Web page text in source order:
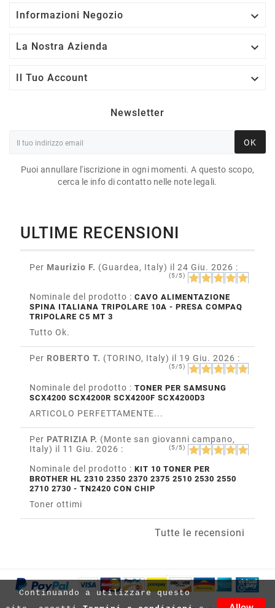
Continuando a utilizzare questo
Informazioni Negozio 
La Nostra Azienda 
Il Tuo Account 
Newsletter
OK
Puoi annullare l'iscrizione in ogni momenti. A questo scopo,
cerca le info di contatto nelle note legali.
ULTIME RECENSIONI
Per Maurizio F. (Guardea, Italy) il 24 Giu. 2026 :
(5/5)
Nominale del prodotto : CAVO ALIMENTAZIONE
SPINA ITALIANA TRIPOLARE 10A - PRESA COMPAQ
TRIPOLARE C5 MT 3
Tutto Ok.
Per ROBERTO T. (TORINO, Italy) il 19 Giu. 2026 :
(5/5)
Nominale del prodotto : TONER PER SAMSUNG
SCX4200 SCX4200R SCX4200F SCX4200D3
ARTICOLO PERFETTAMENTE...
Per PATRIZIA P. (Monte san giovanni campano,
Italy) il 11 Giu. 2026 : (5/5)
Nominale del prodotto : KIT 10 TONER PER
BROTHER HL 2310 2350 2370 2375 2510 2530 2550
2710 2730 - TN2420 CON CHIP
Toner ottimi
Tutte le recensioni